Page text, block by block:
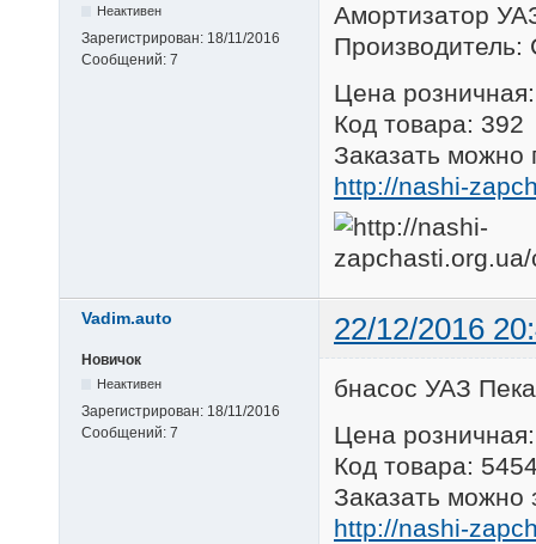
Неактивен
Зарегистрирован: 18/11/2016
Сообщений: 7
Амортизатор
Производитель:
Цена
Код товара: 392
Заказать можно
http://nashi-
Vadim.auto 22/12/2016
Новичок
Неактивен
Зарегистрирован: 18/11/2016
Сообщений: 7
бнасос УАЗ
Цена
Код товара:
Заказать можно
http://nashi-